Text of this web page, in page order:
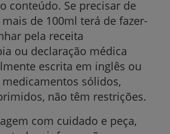
conteúdo. Se precisar de
de 100ml terá de fazer-
pela receita
ou declaração médica
escrita em inglês ou
sólidos,
não têm restrições.
com cuidado e peça,